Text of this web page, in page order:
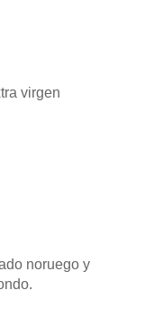
virgen
noruego y